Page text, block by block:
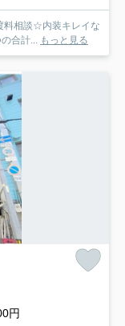
料相談☆内装キレイな
合計... もっと見る
円